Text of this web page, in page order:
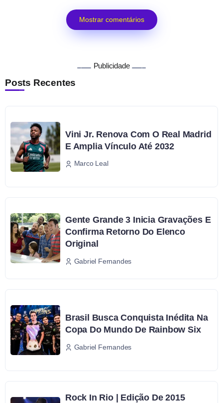
Mostrar comentários
Publicidade
Posts Recentes
Vini Jr. Renova Com O Real Madrid
E Amplia Vínculo Até 2032
Marco Leal
Gente Grande 3 Inicia Gravações E
Confirma Retorno Do Elenco
Original
Gabriel Fernandes
Brasil Busca Conquista Inédita Na
Copa Do Mundo De Rainbow Six
Gabriel Fernandes
Rock In Rio | Edição De 2015